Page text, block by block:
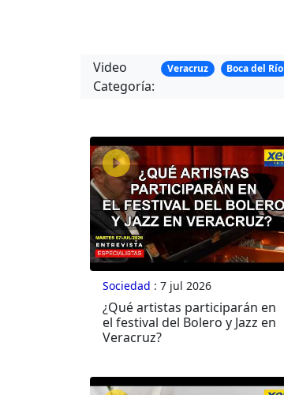
Video
Categoría:
Veracruz Boca del Río
Sociedad : 7 jul 2026
¿Qué artistas participarán en
el festival del Bolero y Jazz en
Veracruz?